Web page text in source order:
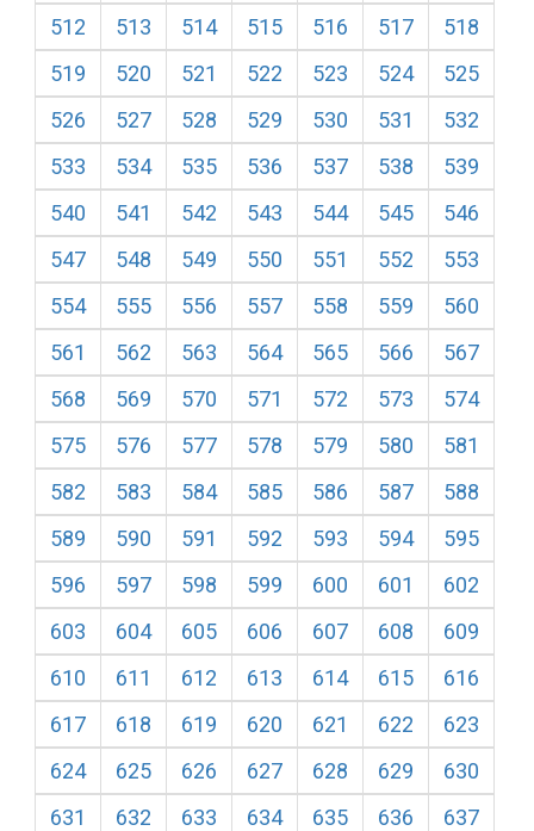
512
513 514 515 516 517
518
519
520 521 522 523 524
525
526
527 528 529 530 531
532
533
534 535 536 537 538
539
540
541 542 543 544 545
546
547
548 549 550 551 552
553
554
555 556 557 558 559
560
561
562 563 564 565 566
567
568
569 570 571 572 573
574
575
576 577 578 579 580
581
582
583 584 585 586 587
588
589
590 591 592 593 594
595
596
597 598 599 600 601
602
603
604 605 606 607 608
609
610
611 612 613 614 615
616
617
618 619 620 621 622
623
624
625 626 627 628 629
630
631
632 633 634 635 636
637